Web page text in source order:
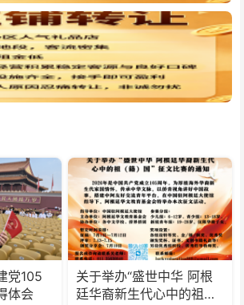
党105
体会
关于举办“盛世中华 阿根
廷华裔新生代心中的祖